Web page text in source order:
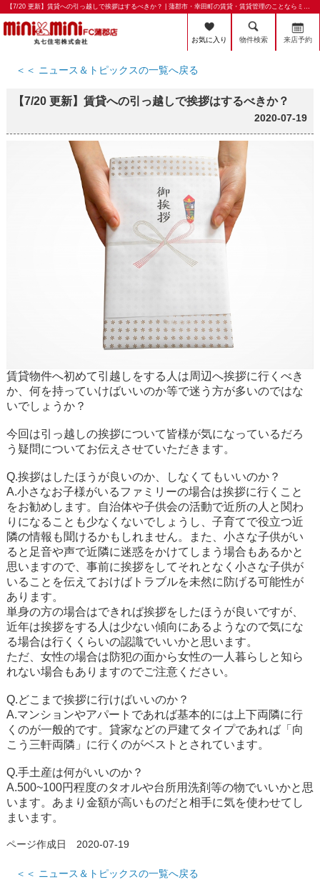
【7/20 更新】賃貸への引っ越しで挨拶はするべきか？ | 蒲郡市・幸田町の賃貸・賃貸管理のことならミニミニFC蒲郡店 丸七住宅株式会社
お気に入り 物件検索 来店予約
＜＜ ニュース＆トピックスの一覧へ戻る
【7/20 更新】賃貸への引っ越しで挨拶はするべきか？
2020-07-19
賃貸物件へ初めて引越しをする人は周辺へ挨拶に行くべき
か、何を持っていけばいいのか等で迷う方が多いのではな
いでしょうか？
今回は引っ越しの挨拶について皆様が気になっているだろ
う疑問についてお伝えさせていただきます。
Q.挨拶はしたほうが良いのか、しなくてもいいのか？
A.小さなお子様がいるファミリーの場合は挨拶に行くこと
をお勧めします。自治体や子供会の活動で近所の人と関わ
りになることも少なくないでしょうし、子育てで役立つ近
隣の情報も聞けるかもしれません。また、小さな子供がい
ると足音や声で近隣に迷惑をかけてしまう場合もあるかと
思いますので、事前に挨拶をしてそれとなく小さな子供が
いることを伝えておけばトラブルを未然に防げる可能性が
あります。
単身の方の場合はできれば挨拶をしたほうが良いですが、
近年は挨拶をする人は少ない傾向にあるようなので気にな
る場合は行くくらいの認識でいいかと思います。
ただ、女性の場合は防犯の面から女性の一人暮らしと知ら
れない場合もありますのでご注意ください。
Q.どこまで挨拶に行けばいいのか？
A.マンションやアパートであれば基本的には上下両隣に行
くのが一般的です。貸家などの戸建てタイプであれば「向
こう三軒両隣」に行くのがベストとされています。
Q.手土産は何がいいのか？
A.500~100円程度のタオルや台所用洗剤等の物でいいかと思
います。あまり金額が高いものだと相手に気を使わせてし
まいます。
ページ作成日 2020-07-19
＜＜ ニュース＆トピックスの一覧へ戻る